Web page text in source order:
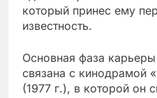
который принес ему
известность.
Основная фаза
связана с кинодрамой
(1977 г.), в которой он